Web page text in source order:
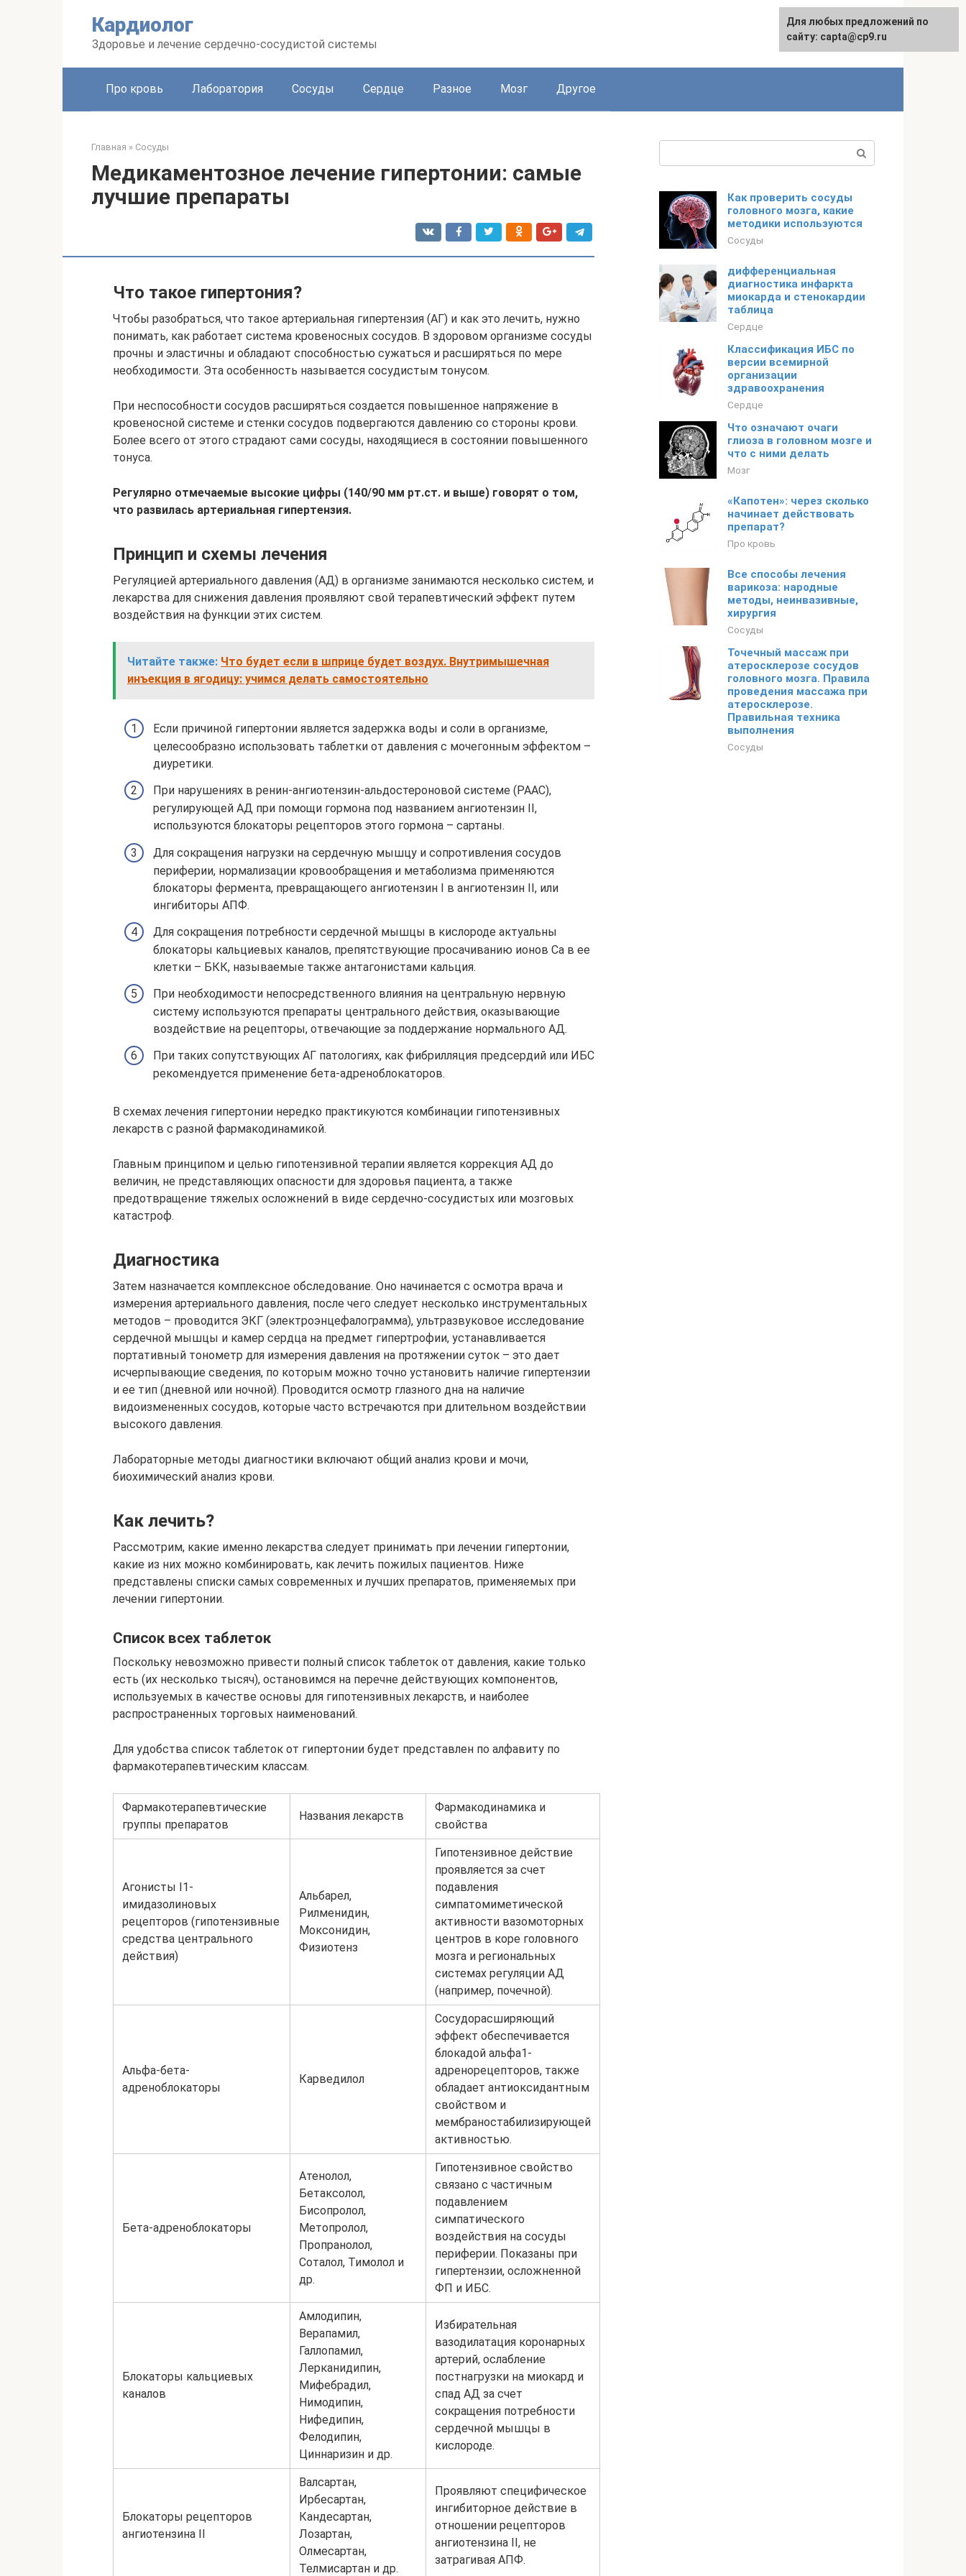
Кардиолог
Здоровье и лечение сердечно-сосудистой системы
Про кровь Лаборатория Сосуды Сердце Разное Мозг Другое
Главная » Сосуды
Медикаментозное лечение гипертонии: самые
лучшие препараты
Что такое гипертония?
Чтобы разобраться, что такое артериальная гипертензия (АГ) и как это лечить, нужно
понимать, как работает система кровеносных сосудов. В здоровом организме сосуды
прочны и эластичны и обладают способностью сужаться и расширяться по мере
необходимости. Эта особенность называется сосудистым тонусом.
При неспособности сосудов расширяться создается повышенное напряжение в
кровеносной системе и стенки сосудов подвергаются давлению со стороны крови.
Более всего от этого страдают сами сосуды, находящиеся в состоянии повышенного
тонуса.
Регулярно отмечаемые высокие цифры (140/90 мм рт.ст. и выше) говорят о том,
что развилась артериальная гипертензия.
Принцип и схемы лечения
Регуляцией артериального давления (АД) в организме занимаются несколько систем, и
лекарства для снижения давления проявляют свой терапевтический эффект путем
воздействия на функции этих систем.
Читайте также: Что будет если в шприце будет воздух. Внутримышечная
инъекция в ягодицу: учимся делать самостоятельно
Если причиной гипертонии является задержка воды и соли в организме,
целесообразно использовать таблетки от давления с мочегонным эффектом –
диуретики.
При нарушениях в ренин-ангиотензин-альдостероновой системе (РААС),
регулирующей АД при помощи гормона под названием ангиотензин II,
используются блокаторы рецепторов этого гормона – сартаны.
Для сокращения нагрузки на сердечную мышцу и сопротивления сосудов
периферии, нормализации кровообращения и метаболизма применяются
блокаторы фермента, превращающего ангиотензин I в ангиотензин II, или
ингибиторы АПФ.
Для сокращения потребности сердечной мышцы в кислороде актуальны
блокаторы кальциевых каналов, препятствующие просачиванию ионов Ca в ее
клетки – БКК, называемые также антагонистами кальция.
При необходимости непосредственного влияния на центральную нервную
систему используются препараты центрального действия, оказывающие
воздействие на рецепторы, отвечающие за поддержание нормального АД.
При таких сопутствующих АГ патологиях, как фибрилляция предсердий или ИБС
рекомендуется применение бета-адреноблокаторов.
В схемах лечения гипертонии нередко практикуются комбинации гипотензивных
лекарств с разной фармакодинамикой.
Главным принципом и целью гипотензивной терапии является коррекция АД до
величин, не представляющих опасности для здоровья пациента, а также
предотвращение тяжелых осложнений в виде сердечно-сосудистых или мозговых
катастроф.
Диагностика
Затем назначается комплексное обследование. Оно начинается с осмотра врача и
измерения артериального давления, после чего следует несколько инструментальных
методов – проводится ЭКГ (электроэнцефалограмма), ультразвуковое исследование
сердечной мышцы и камер сердца на предмет гипертрофии, устанавливается
портативный тонометр для измерения давления на протяжении суток – это дает
исчерпывающие сведения, по которым можно точно установить наличие гипертензии
и ее тип (дневной или ночной). Проводится осмотр глазного дна на наличие
видоизмененных сосудов, которые часто встречаются при длительном воздействии
высокого давления.
Лабораторные методы диагностики включают общий анализ крови и мочи,
биохимический анализ крови.
Как лечить?
Рассмотрим, какие именно лекарства следует принимать при лечении гипертонии,
какие из них можно комбинировать, как лечить пожилых пациентов. Ниже
представлены списки самых современных и лучших препаратов, применяемых при
лечении гипертонии.
Список всех таблеток
Поскольку невозможно привести полный список таблеток от давления, какие только
есть (их несколько тысяч), остановимся на перечне действующих компонентов,
используемых в качестве основы для гипотензивных лекарств, и наиболее
распространенных торговых наименований.
Для удобства список таблеток от гипертонии будет представлен по алфавиту по
фармакотерапевтическим классам.
Фармакотерапевтические
группы препаратов
Названия лекарств
Фармакодинамика и
свойства
Агонисты I1-
имидазолиновых
рецепторов (гипотензивные
средства центрального
действия)
Альбарел,
Рилменидин,
Моксонидин,
Физиотенз
Гипотензивное действие
проявляется за счет
подавления
симпатомиметической
активности вазомоторных
центров в коре головного
мозга и региональных
системах регуляции АД
(например, почечной).
Альфа-бета-
адреноблокаторы
Карведилол
Сосудорасширяющий
эффект обеспечивается
блокадой альфа1-
адренорецепторов, также
обладает антиоксидантным
свойством и
мембраностабилизирующей
активностью.
Бета-адреноблокаторы
Атенолол,
Бетаксолол,
Бисопролол,
Метопролол,
Пропранолол,
Соталол, Тимолол и
др.
Гипотензивное свойство
связано с частичным
подавлением
симпатического
воздействия на сосуды
периферии. Показаны при
гипертензии, осложненной
ФП и ИБС.
Блокаторы кальциевых
каналов
Амлодипин,
Верапамил,
Галлопамил,
Лерканидипин,
Мифебрадил,
Нимодипин,
Нифедипин,
Фелодипин,
Циннаризин и др.
Избирательная
вазодилатация коронарных
артерий, ослабление
постнагрузки на миокард и
спад АД за счет
сокращения потребности
сердечной мышцы в
кислороде.
Блокаторы рецепторов
ангиотензина II
Валсартан,
Ирбесартан,
Кандесартан,
Лозартан,
Олмесартан,
Телмисартан и др.
Проявляют специфическое
ингибиторное действие в
отношении рецепторов
ангиотензина II, не
затрагивая АПФ.
Как проверить сосуды
головного мозга, какие
методики используются
Сосуды
дифференциальная
диагностика инфаркта
миокарда и стенокардии
таблица
Сердце
Классификация ИБС по
версии всемирной
организации
здравоохранения
Сердце
Что означают очаги
глиоза в головном мозге и
что с ними делать
Мозг
«Капотен»: через сколько
начинает действовать
препарат?
Про кровь
Все способы лечения
варикоза: народные
методы, неинвазивные,
хирургия
Сосуды
Точечный массаж при
атеросклерозе сосудов
головного мозга. Правила
проведения массажа при
атеросклерозе.
Правильная техника
выполнения
Сосуды
Для любых предложений по
сайту: capta@cp9.ru